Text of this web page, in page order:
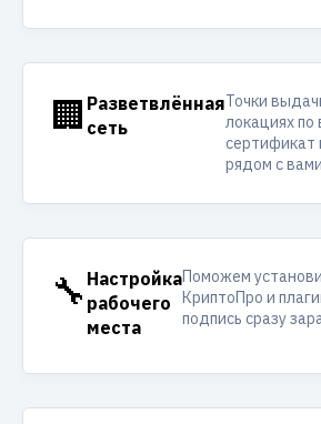
🏢 Разветвлённая
сеть
Точки
локациях по
сертификат
рядом с
🔧 Настройка
рабочего
места
Поможем
КриптоПро и
подпись сразу